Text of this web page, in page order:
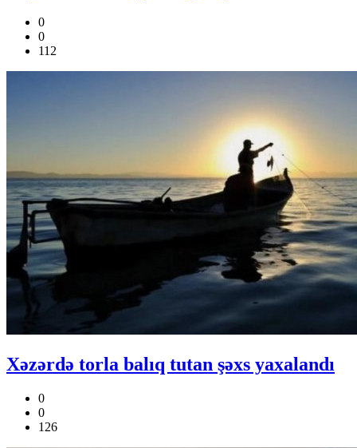
0
0
112
Xəzərdə torla balıq tutan şəxs yaxalandı
0
0
126